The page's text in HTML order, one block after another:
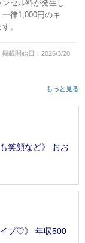
セル料が発生し
律1,000円のキ
。
掲載開始日：2026/3/20
もっと見る
笑顔など》 おお
イプ♡》 年収500